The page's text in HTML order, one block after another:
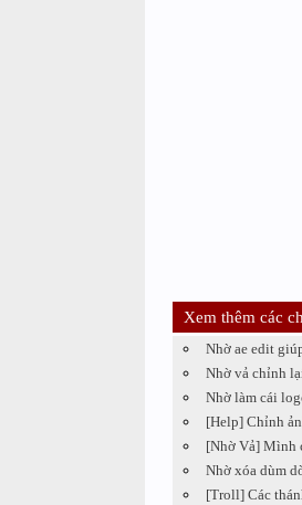
Xem thêm các
Nhờ ae edit
Nhờ vả chỉnh
Nhờ làm cái
[Help] Chỉnh
[Nhờ Vả] Mình
Nhờ xóa dùm
[Troll] Các